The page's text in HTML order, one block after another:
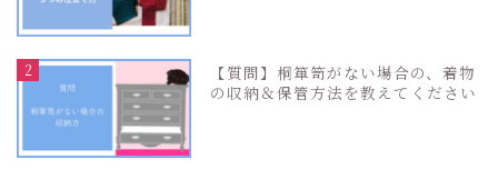
2
【質問】桐箪笥がない場合の、着物
の収納＆保管方法を教えてください